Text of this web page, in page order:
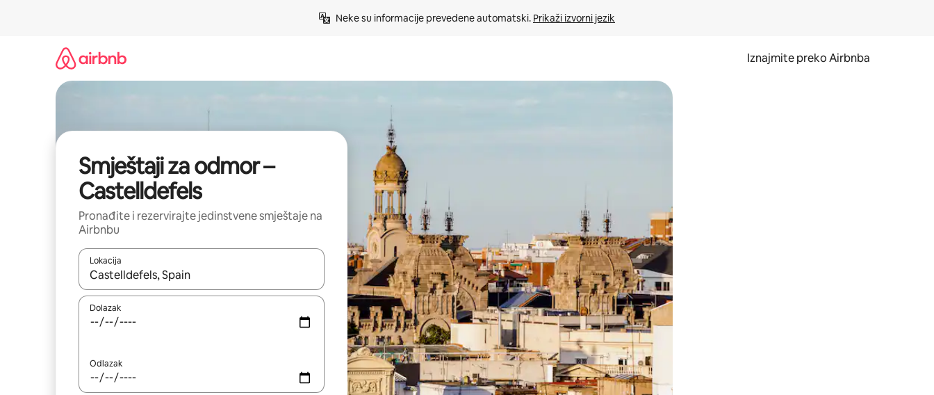
Neke su informacije prevedene automatski. Prikaži izvorni jezik
Iznajmite preko Airbnba
Smještaji za odmor –
Castelldefels
Pronađite i rezervirajte jedinstvene smještaje na
Airbnbu
Lokacija
Kada budu dostupni rezultati, moći ćete ih pregledati koristeći se strelicama prema gore i prema dolje, kao i dodirom ili prelaskom prstom po zaslonu.
Dolazak
Odlazak